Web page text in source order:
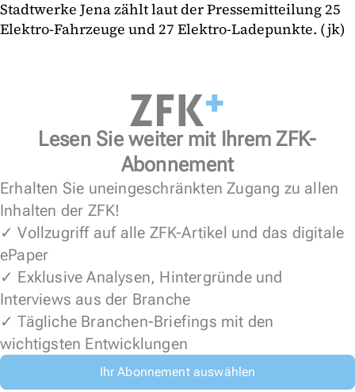
Stadtwerke Jena zählt laut der Pressemitteilung 25
Elektro-Fahrzeuge und 27 Elektro-Ladepunkte. (jk)
Lesen Sie weiter mit Ihrem ZFK-
Abonnement
Erhalten Sie uneingeschränkten Zugang zu allen
Inhalten der ZFK!
✓ Vollzugriff auf alle ZFK-Artikel und das digitale
ePaper
✓ Exklusive Analysen, Hintergründe und
Interviews aus der Branche
✓ Tägliche Branchen-Briefings mit den
wichtigsten Entwicklungen
Ihr Abonnement auswählen